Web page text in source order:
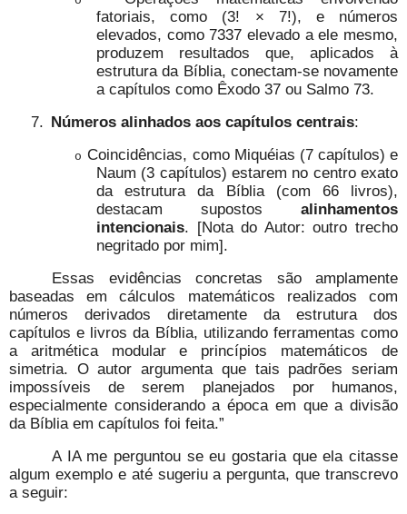
fatoriais, como (3! × 7!), e números
elevados, como 7337 elevado a ele mesmo,
produzem resultados que, aplicados à
estrutura da Bíblia, conectam-se novamente
a capítulos como Êxodo 37 ou Salmo 73.
7. Números alinhados aos capítulos centrais:
o Coincidências, como Miquéias (7 capítulos) e
Naum (3 capítulos) estarem no centro exato
da estrutura da Bíblia (com 66 livros),
destacam supostos alinhamentos
intencionais. [Nota do Autor: outro trecho
negritado por mim].
Essas evidências concretas são amplamente
baseadas em cálculos matemáticos realizados com
números derivados diretamente da estrutura dos
capítulos e livros da Bíblia, utilizando ferramentas como
a aritmética modular e princípios matemáticos de
simetria. O autor argumenta que tais padrões seriam
impossíveis de serem planejados por humanos,
especialmente considerando a época em que a divisão
da Bíblia em capítulos foi feita.”
A IA me perguntou se eu gostaria que ela citasse
algum exemplo e até sugeriu a pergunta, que transcrevo
a seguir: